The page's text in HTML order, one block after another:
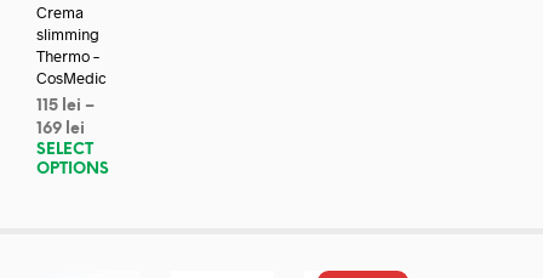
Crema
slimming
Thermo –
CosMedic
115 lei –
169 lei
SELECT
OPTIONS